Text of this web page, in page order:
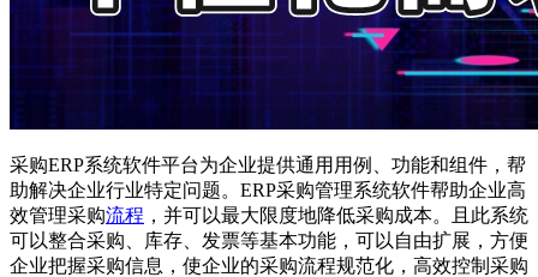
采购ERP系统软件平台为企业提供通用用例、功能和组件，帮
助解决企业行业特定问题。ERP采购管理系统软件帮助企业高
效管理采购流程 ，并可以最大限度地降低采购成本。且此系统
可以整合采购、库存、发票等基本功能，可以自由扩展，方便
企业把握采购信息，使企业的采购流程规范化，高效控制采购